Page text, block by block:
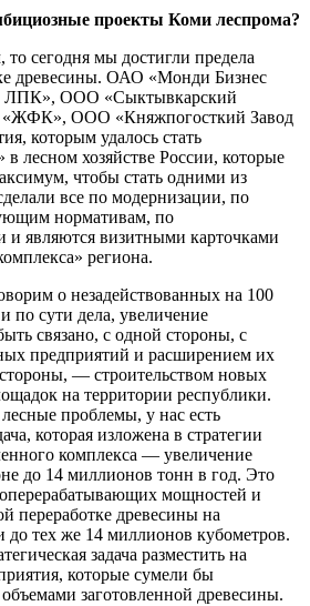
проекты Коми леспрома?
сегодня мы достигли предела
древесины. ОАО «Монди Бизнес
ЛПК», ООО «Сыктывкарский
«ЖФК», ООО «Княжпогосткий Завод
которым удалось стать
в лесном хозяйстве России, которые
чтобы стать одними из
все по модернизации, по
нормативам, по
и являются визитными карточками
региона.
о незадействованных на 100
по сути дела, увеличение
связано, с одной стороны, с
предприятий и расширением их
— строительством новых
на территории республики.
проблемы, у нас есть
которая изложена в стратегии
комплекса — увеличение
до 14 миллионов тонн в год. Это
мощностей и
переработке древесины на
до тех же 14 миллионов кубометров.
задача разместить на
которые сумели бы
заготовленной древесины.